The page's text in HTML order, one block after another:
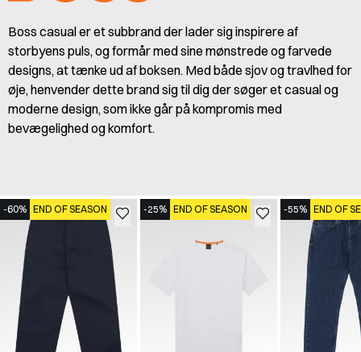
Boss casual er et subbrand der lader sig inspirere af
storbyens puls, og formår med sine mønstrede og farvede
designs, at tænke ud af boksen. Med både sjov og travlhed for
øje, henvender dette brand sig til dig der søger et casual og
moderne design, som ikke går på kompromis med
bevægelighed og komfort.
-60% END OF SEASON -25% END OF SEASON -55% END OF